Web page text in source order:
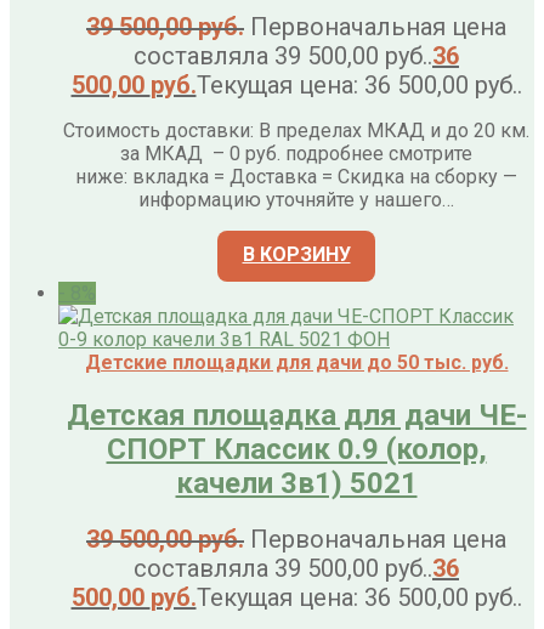
39 500,00руб. Первоначальная цена
составляла 39 500,00 руб..36
500,00 руб.Текущая цена: 36 500,00 руб..
Стоимость доставки: В пределах МКАД и до 20 км.
за МКАД – 0 руб. подробнее смотрите
ниже: вкладка = Доставка = Скидка на сборку —
информацию уточняйте у нашего…
В КОРЗИНУ
Детские площадки для дачи до 50 тыс. руб.
Детская площадка для дачи ЧЕ-
СПОРТ Классик 0.9 (колор,
качели 3в1) 5021
39 500,00руб. Первоначальная цена
составляла 39 500,00 руб..36
500,00 руб.Текущая цена: 36 500,00 руб..